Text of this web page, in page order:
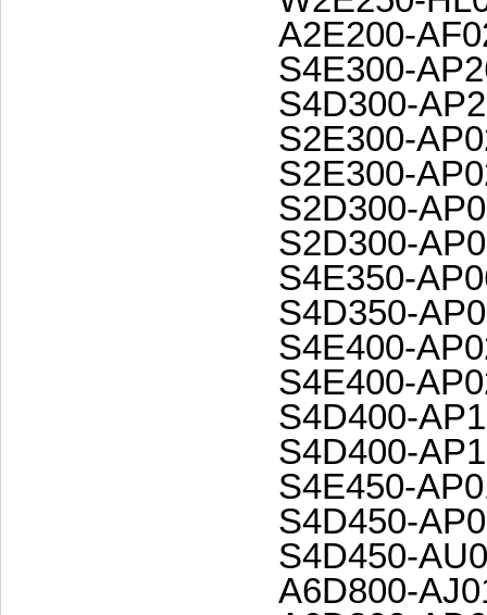
A2E200-
S4E300-
S4D300-
S2E300-
S2E300-
S2D300-
S2D300-
S4E350-
S4D350-
S4E400-
S4E400-
S4D400-
S4D400-
S4E450-
S4D450-
S4D450-
A6D800-